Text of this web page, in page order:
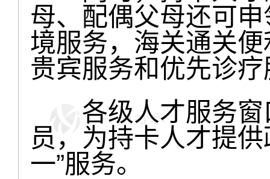
母、配偶父母还可
境服务，海关通关
贵宾服务和优先诊
各级人才服务窗
员，为持卡人才提
一”服务。